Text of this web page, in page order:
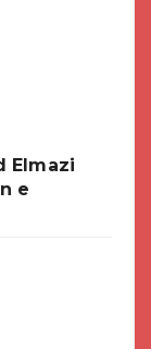
Elmazi
e